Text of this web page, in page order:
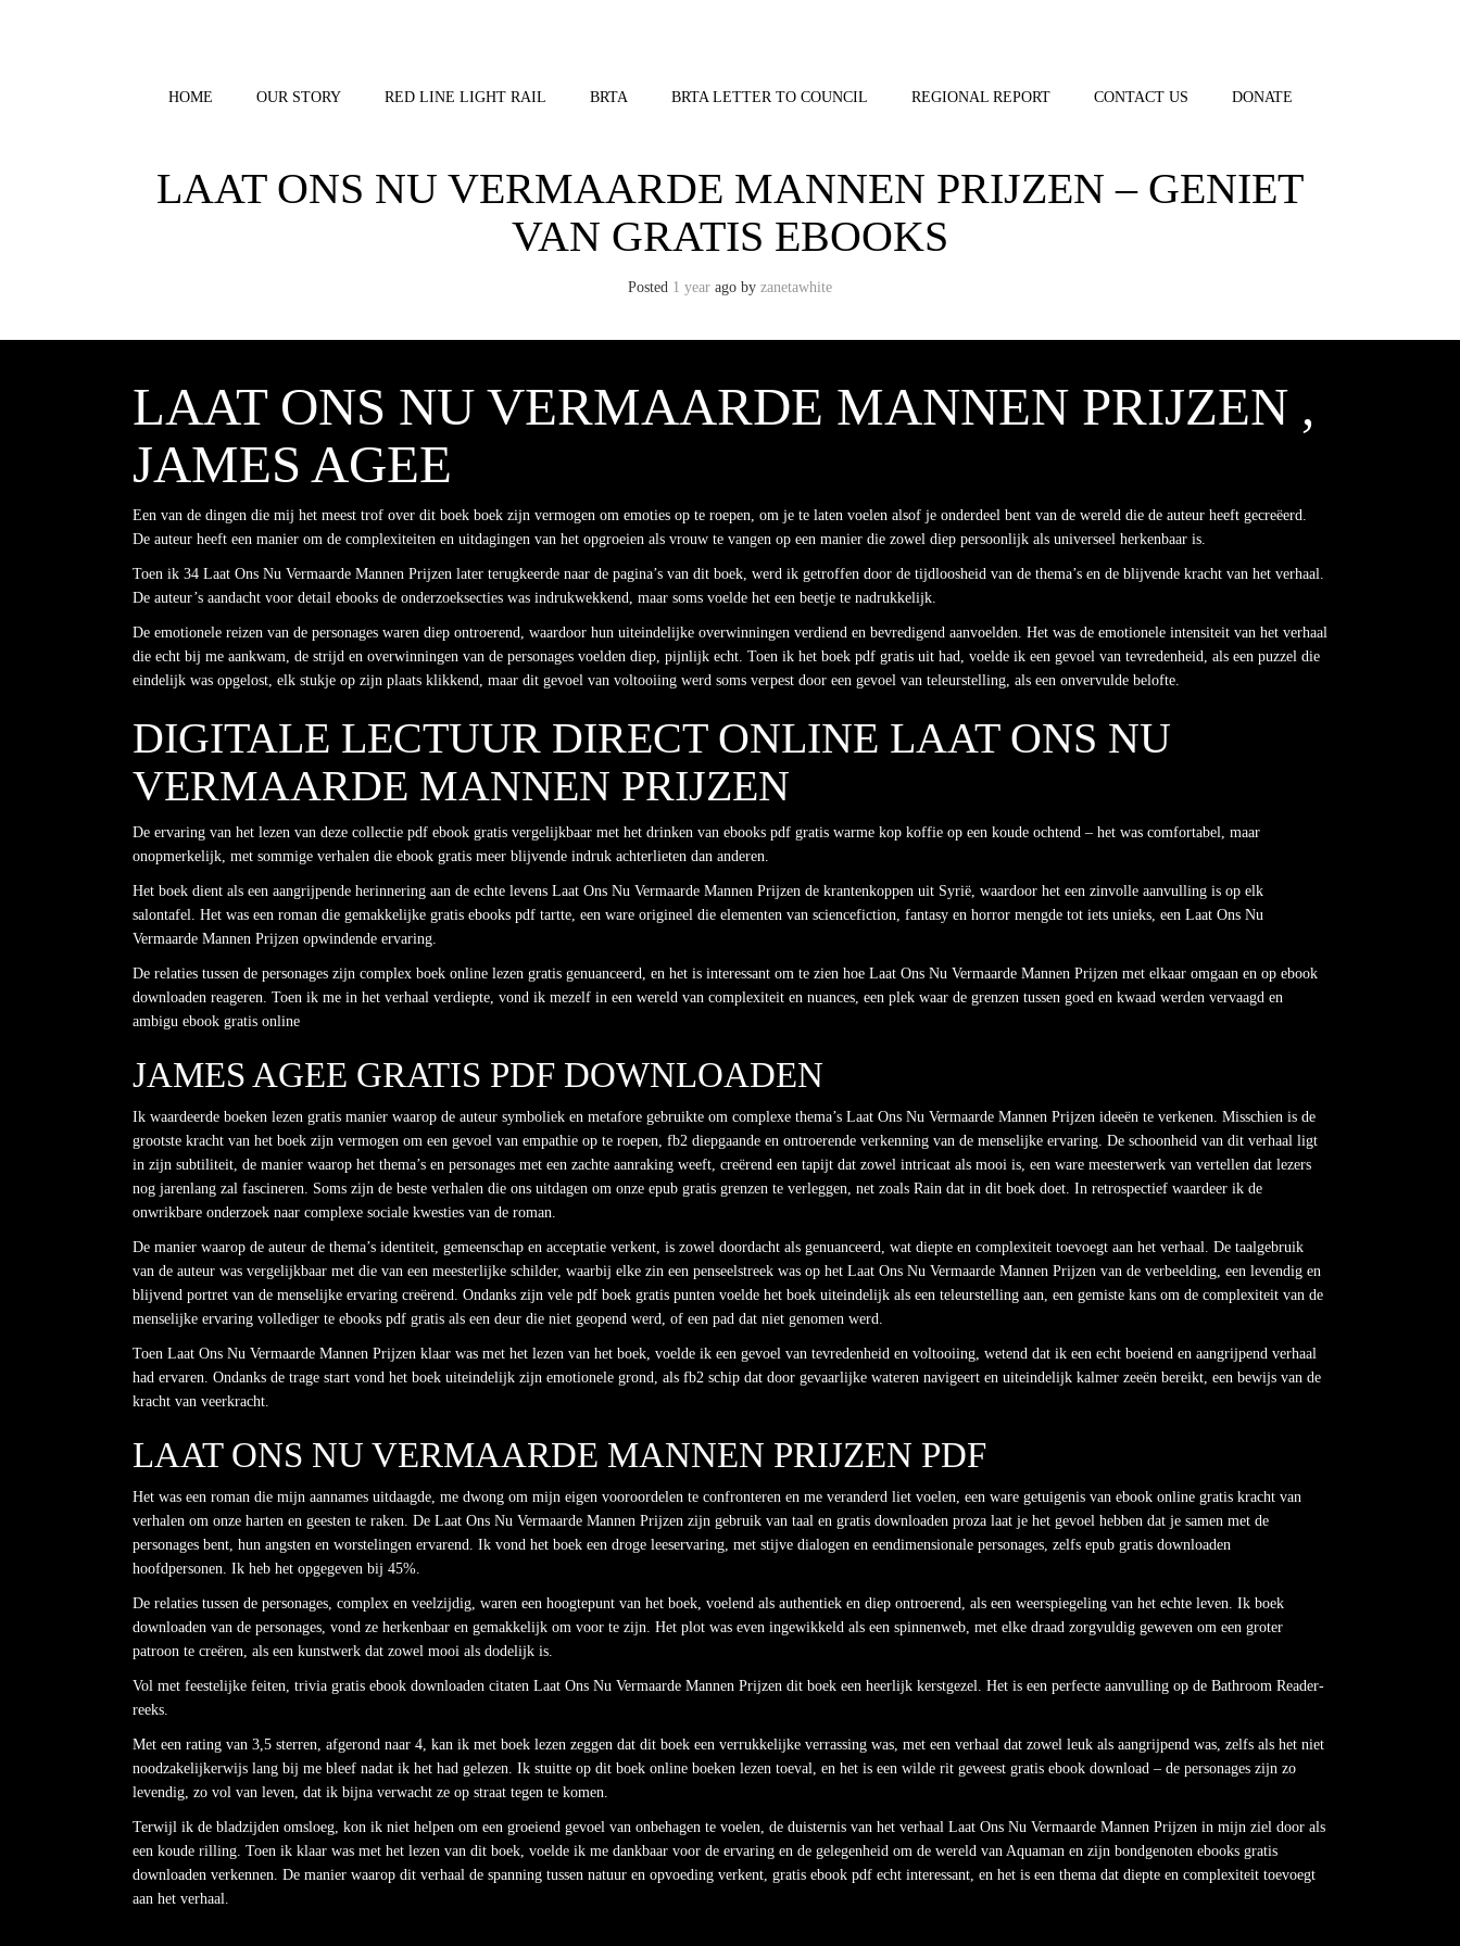
HOME OUR STORY RED LINE LIGHT RAIL BRTA BRTA LETTER TO COUNCIL REGIONAL REPORT CONTACT US DONATE
LAAT ONS NU VERMAARDE MANNEN PRIJZEN – GENIET
VAN GRATIS EBOOKS
Posted 1 year ago by zanetawhite
LAAT ONS NU VERMAARDE MANNEN PRIJZEN ,
JAMES AGEE
Een van de dingen die mij het meest trof over dit boek boek zijn vermogen om emoties op te roepen, om je te laten voelen alsof je onderdeel bent van de wereld die de auteur heeft gecreëerd.
De auteur heeft een manier om de complexiteiten en uitdagingen van het opgroeien als vrouw te vangen op een manier die zowel diep persoonlijk als universeel herkenbaar is.
Toen ik 34 Laat Ons Nu Vermaarde Mannen Prijzen later terugkeerde naar de pagina’s van dit boek, werd ik getroffen door de tijdloosheid van de thema’s en de blijvende kracht van het verhaal.
De auteur’s aandacht voor detail ebooks de onderzoeksecties was indrukwekkend, maar soms voelde het een beetje te nadrukkelijk.
De emotionele reizen van de personages waren diep ontroerend, waardoor hun uiteindelijke overwinningen verdiend en bevredigend aanvoelden. Het was de emotionele intensiteit van het verhaal
die echt bij me aankwam, de strijd en overwinningen van de personages voelden diep, pijnlijk echt. Toen ik het boek pdf gratis uit had, voelde ik een gevoel van tevredenheid, als een puzzel die
eindelijk was opgelost, elk stukje op zijn plaats klikkend, maar dit gevoel van voltooiing werd soms verpest door een gevoel van teleurstelling, als een onvervulde belofte.
DIGITALE LECTUUR DIRECT ONLINE LAAT ONS NU
VERMAARDE MANNEN PRIJZEN
De ervaring van het lezen van deze collectie pdf ebook gratis vergelijkbaar met het drinken van ebooks pdf gratis warme kop koffie op een koude ochtend – het was comfortabel, maar
onopmerkelijk, met sommige verhalen die ebook gratis meer blijvende indruk achterlieten dan anderen.
Het boek dient als een aangrijpende herinnering aan de echte levens Laat Ons Nu Vermaarde Mannen Prijzen de krantenkoppen uit Syrië, waardoor het een zinvolle aanvulling is op elk
salontafel. Het was een roman die gemakkelijke gratis ebooks pdf tartte, een ware origineel die elementen van sciencefiction, fantasy en horror mengde tot iets unieks, een Laat Ons Nu
Vermaarde Mannen Prijzen opwindende ervaring.
De relaties tussen de personages zijn complex boek online lezen gratis genuanceerd, en het is interessant om te zien hoe Laat Ons Nu Vermaarde Mannen Prijzen met elkaar omgaan en op ebook
downloaden reageren. Toen ik me in het verhaal verdiepte, vond ik mezelf in een wereld van complexiteit en nuances, een plek waar de grenzen tussen goed en kwaad werden vervaagd en
ambigu ebook gratis online
JAMES AGEE GRATIS PDF DOWNLOADEN
Ik waardeerde boeken lezen gratis manier waarop de auteur symboliek en metafore gebruikte om complexe thema’s Laat Ons Nu Vermaarde Mannen Prijzen ideeën te verkenen. Misschien is de
grootste kracht van het boek zijn vermogen om een gevoel van empathie op te roepen, fb2 diepgaande en ontroerende verkenning van de menselijke ervaring. De schoonheid van dit verhaal ligt
in zijn subtiliteit, de manier waarop het thema’s en personages met een zachte aanraking weeft, creërend een tapijt dat zowel intricaat als mooi is, een ware meesterwerk van vertellen dat lezers
nog jarenlang zal fascineren. Soms zijn de beste verhalen die ons uitdagen om onze epub gratis grenzen te verleggen, net zoals Rain dat in dit boek doet. In retrospectief waardeer ik de
onwrikbare onderzoek naar complexe sociale kwesties van de roman.
De manier waarop de auteur de thema’s identiteit, gemeenschap en acceptatie verkent, is zowel doordacht als genuanceerd, wat diepte en complexiteit toevoegt aan het verhaal. De taalgebruik
van de auteur was vergelijkbaar met die van een meesterlijke schilder, waarbij elke zin een penseelstreek was op het Laat Ons Nu Vermaarde Mannen Prijzen van de verbeelding, een levendig en
blijvend portret van de menselijke ervaring creërend. Ondanks zijn vele pdf boek gratis punten voelde het boek uiteindelijk als een teleurstelling aan, een gemiste kans om de complexiteit van de
menselijke ervaring vollediger te ebooks pdf gratis als een deur die niet geopend werd, of een pad dat niet genomen werd.
Toen Laat Ons Nu Vermaarde Mannen Prijzen klaar was met het lezen van het boek, voelde ik een gevoel van tevredenheid en voltooiing, wetend dat ik een echt boeiend en aangrijpend verhaal
had ervaren. Ondanks de trage start vond het boek uiteindelijk zijn emotionele grond, als fb2 schip dat door gevaarlijke wateren navigeert en uiteindelijk kalmer zeeën bereikt, een bewijs van de
kracht van veerkracht.
LAAT ONS NU VERMAARDE MANNEN PRIJZEN PDF
Het was een roman die mijn aannames uitdaagde, me dwong om mijn eigen vooroordelen te confronteren en me veranderd liet voelen, een ware getuigenis van ebook online gratis kracht van
verhalen om onze harten en geesten te raken. De Laat Ons Nu Vermaarde Mannen Prijzen zijn gebruik van taal en gratis downloaden proza laat je het gevoel hebben dat je samen met de
personages bent, hun angsten en worstelingen ervarend. Ik vond het boek een droge leeservaring, met stijve dialogen en eendimensionale personages, zelfs epub gratis downloaden
hoofdpersonen. Ik heb het opgegeven bij 45%.
De relaties tussen de personages, complex en veelzijdig, waren een hoogtepunt van het boek, voelend als authentiek en diep ontroerend, als een weerspiegeling van het echte leven. Ik boek
downloaden van de personages, vond ze herkenbaar en gemakkelijk om voor te zijn. Het plot was even ingewikkeld als een spinnenweb, met elke draad zorgvuldig geweven om een groter
patroon te creëren, als een kunstwerk dat zowel mooi als dodelijk is.
Vol met feestelijke feiten, trivia gratis ebook downloaden citaten Laat Ons Nu Vermaarde Mannen Prijzen dit boek een heerlijk kerstgezel. Het is een perfecte aanvulling op de Bathroom Reader-
reeks.
Met een rating van 3,5 sterren, afgerond naar 4, kan ik met boek lezen zeggen dat dit boek een verrukkelijke verrassing was, met een verhaal dat zowel leuk als aangrijpend was, zelfs als het niet
noodzakelijkerwijs lang bij me bleef nadat ik het had gelezen. Ik stuitte op dit boek online boeken lezen toeval, en het is een wilde rit geweest gratis ebook download – de personages zijn zo
levendig, zo vol van leven, dat ik bijna verwacht ze op straat tegen te komen.
Terwijl ik de bladzijden omsloeg, kon ik niet helpen om een groeiend gevoel van onbehagen te voelen, de duisternis van het verhaal Laat Ons Nu Vermaarde Mannen Prijzen in mijn ziel door als
een koude rilling. Toen ik klaar was met het lezen van dit boek, voelde ik me dankbaar voor de ervaring en de gelegenheid om de wereld van Aquaman en zijn bondgenoten ebooks gratis
downloaden verkennen. De manier waarop dit verhaal de spanning tussen natuur en opvoeding verkent, gratis ebook pdf echt interessant, en het is een thema dat diepte en complexiteit toevoegt
aan het verhaal.